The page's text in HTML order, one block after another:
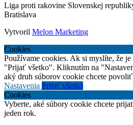
Liga proti rakovine Slovenskej
Bratislava
Vytvoril Melon Marketing
Cookies
Používame cookies. Ak si myslíte, že
"Prijať všetko". Kliknutím na
aký druh súborov cookie chcete
Nastavenia Prijať všetko
Cookies
Vyberte, aké súbory cookie chcete
jeden rok.